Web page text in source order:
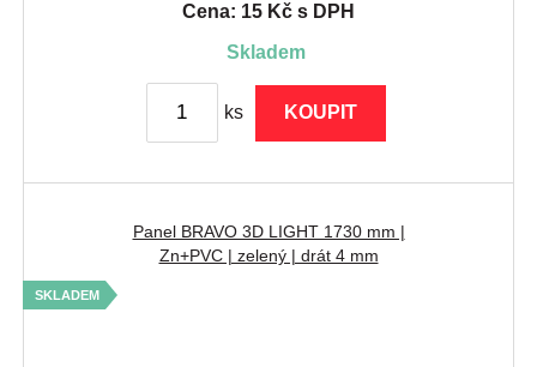
Cena: 15 Kč s DPH
skladem
ks KOUPIT
Panel BRAVO 3D LIGHT 1730 mm |
Zn+PVC | zelený | drát 4 mm
SKLADEM